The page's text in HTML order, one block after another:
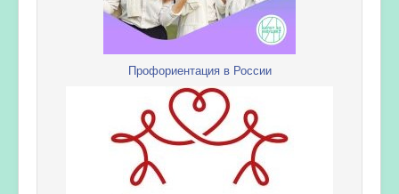
Профориентация в России